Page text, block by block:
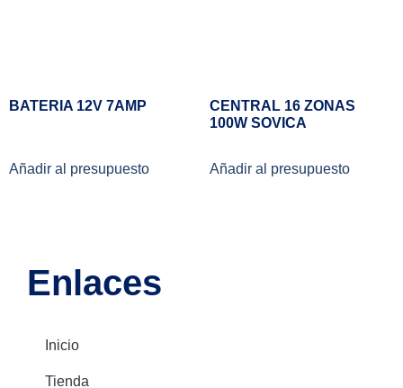
BATERIA 12V 7AMP
Añadir al presupuesto
CENTRAL 16 ZONAS
100W SOVICA
Añadir al presupuesto
Enlaces
Inicio
Tienda